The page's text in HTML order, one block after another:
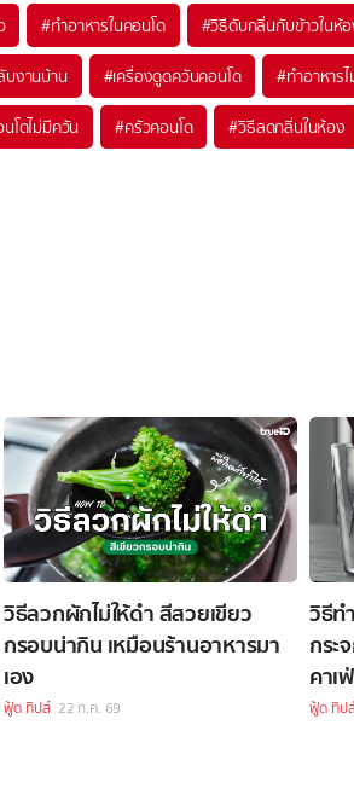
#ทำอาหารในคอนโด #วิธีดับกลิ่นกับข้าวในห้
บงานบ้าน #เครื่องดูดควันคอนโด #ทำอาหาร
นโดไม่มีควัน #ครัวคอนโด #วิธีลดกลิ่นในห้อง
วิธีลวกผักไม่ให้ดำ สีสวยเขียว
กรอบน่ากิน เหมือนร้านอาหารมา
เอง
ฟู้ด ทิปส์ 22 ก.ค. 69
วิธีท
กระ
คาเฟ่
ฟู้ด ทิป